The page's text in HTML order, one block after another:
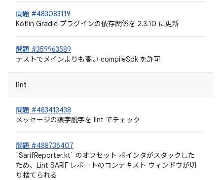
問題 #483083119
Kotlin Gradle プラグインの依存関係を 2.3.10 に更新
問題 #359963589
テストでメインよりも高い compileSdk を許可
lint
問題 #483413438
メッセージの誤字脱字を lint でチェック
問題 #488736407
`SarifReporter.kt` のオフセット ポインタがスタックした
ため、Lint SARIF レポートのコンテキスト ウィンドウが切
り捨てられる